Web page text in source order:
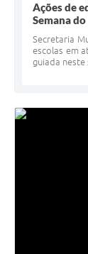
Ações de
Semana
Secretaria
escolas em
guiada neste